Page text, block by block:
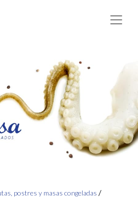
postres y masas congeladas /